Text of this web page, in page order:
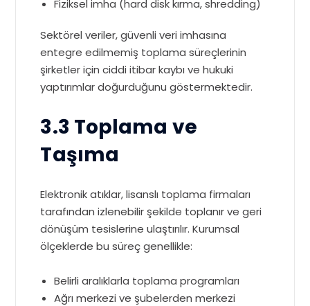
Fiziksel imha (hard disk kırma, shredding)
Sektörel veriler, güvenli veri imhasına
entegre edilmemiş toplama süreçlerinin
şirketler için ciddi itibar kaybı ve hukuki
yaptırımlar doğurduğunu göstermektedir.
3.3 Toplama ve
Taşıma
Elektronik atıklar, lisanslı toplama firmaları
tarafından izlenebilir şekilde toplanır ve geri
dönüşüm tesislerine ulaştırılır. Kurumsal
ölçeklerde bu süreç genellikle:
Belirli aralıklarla toplama programları
Ağrı merkezi ve şubelerden merkezi